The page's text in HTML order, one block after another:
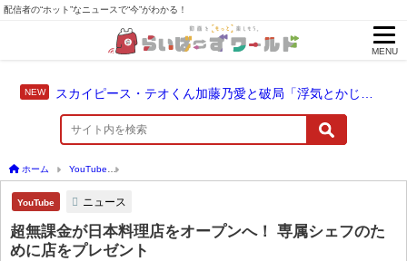
配信者の“ホット”なニュースで“今”がわかる！
MENU
ホーム YouTube
YouTube ニュース
超無課金が日本料理店をオープンへ！ 専属シェフのた
めに店をプレゼント